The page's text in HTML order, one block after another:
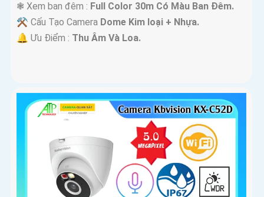
❃ Xem ban đêm : Full Color 30m Có Màu Ban Ðêm.
⚒ Cấu Tạo Camera Dome Kim loại + Nhựa.
️🔔 Ưu Điểm : Thu Âm Và Loa.